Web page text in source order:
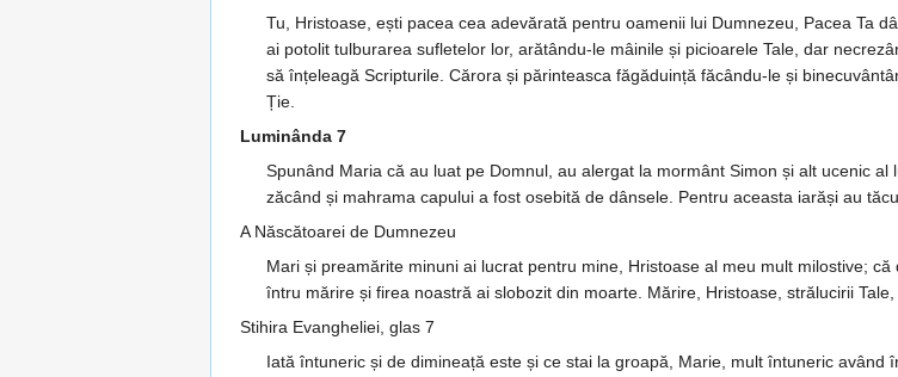
Tu, Hristoase, ești pacea cea adevărată pentru oamenii lui Dumnezeu, Pacea Ta
ai potolit tulburarea sufletelor lor, arătându-le mâinile și picioarele Tale, dar
să înțeleagă Scripturile. Cărora și părinteasca făgăduință făcându-le și
Ție.
Luminânda 7
Spunând Maria că au luat pe Domnul, au alergat la mormânt Simon și alt ucenic
zăcând și mahrama capului a fost osebită de dânsele. Pentru aceasta iarăși au
A Născătoarei de Dumnezeu
Mari și preamărite minuni ai lucrat pentru mine, Hristoase al meu mult milostive;
întru mărire și firea noastră ai slobozit din moarte. Mărire, Hristoase, strălucirii
Stihira Evangheliei, glas 7
Iată întuneric și de dimineață este și ce stai la groapă, Marie, mult întuneric